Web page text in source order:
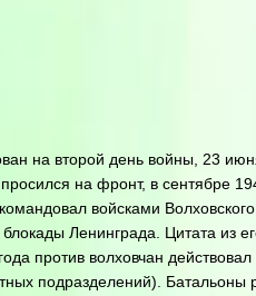
на второй день войны, 23
на фронт, в сентябре
войсками
Ленинграда. Цитата из
против волховчан
подразделений). Батальоны